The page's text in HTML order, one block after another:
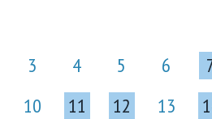
3
4 5 6
10
11 12 13